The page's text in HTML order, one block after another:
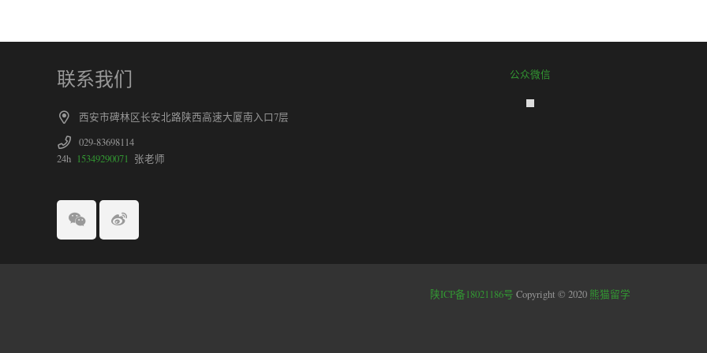
联系我们
西安市碑林区长安北路陕西高速大厦南入口7层
029-83698114
24h 15349290071 张老师
公众微信
陕ICP备18021186号 Copyright © 2020 熊猫留学